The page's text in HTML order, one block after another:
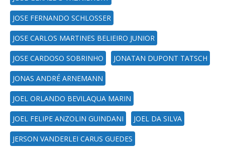
JOSE FERNANDO SCHLOSSER
JOSE CARLOS MARTINES BELIEIRO JUNIOR
JOSE CARDOSO SOBRINHO JONATAN DUPONT TATSCH
JONAS ANDRÉ ARNEMANN
JOEL ORLANDO BEVILAQUA MARIN
JOEL FELIPE ANZOLIN GUINDANI JOEL DA SILVA
JERSON VANDERLEI CARUS GUEDES